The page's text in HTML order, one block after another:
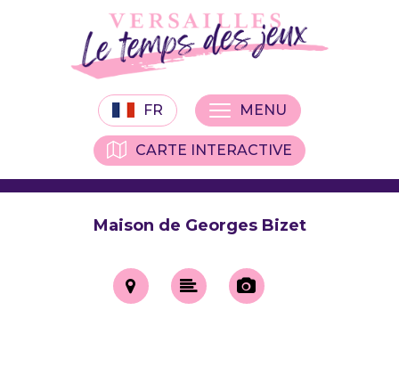
FR
CARTE INTERACTIVE
MENU
Maison de Georges Bizet